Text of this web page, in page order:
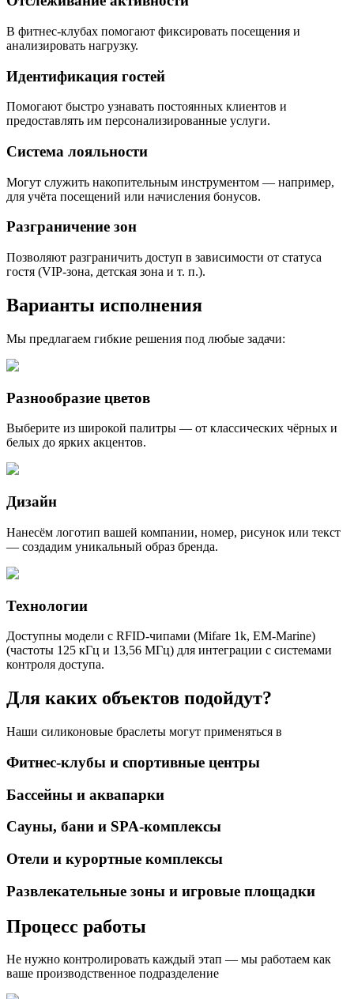
В фитнес‑клубах помогают фиксировать посещения и
анализировать нагрузку.
Идентификация гостей
Помогают быстро узнавать постоянных клиентов и
предоставлять им персонализированные услуги.
Система лояльности
Могут служить накопительным инструментом — например,
для учёта посещений или начисления бонусов.
Разграничение зон
Позволяют разграничить доступ в зависимости от статуса
гостя (VIP‑зона, детская зона и т. п.).
Варианты исполнения
Мы предлагаем гибкие решения под любые задачи:
Разнообразие цветов
Выберите из широкой палитры — от классических чёрных и
белых до ярких акцентов.
Дизайн
Нанесём логотип вашей компании, номер, рисунок или текст
— создадим уникальный образ бренда.
Технологии
Доступны модели с RFID‑чипами (Mifare 1k, EM-Marine)
(частоты 125 кГц и 13,56 МГц) для интеграции с системами
контроля доступа.
Для каких объектов подойдут?
Наши силиконовые браслеты могут применяться в
Фитнес‑клубы и спортивные центры
Бассейны и аквапарки
Сауны, бани и SPA‑комплексы
Отели и курортные комплексы
Развлекательные зоны и игровые площадки
Процесс работы
Не нужно контролировать каждый этап — мы работаем как
ваше производственное подразделение